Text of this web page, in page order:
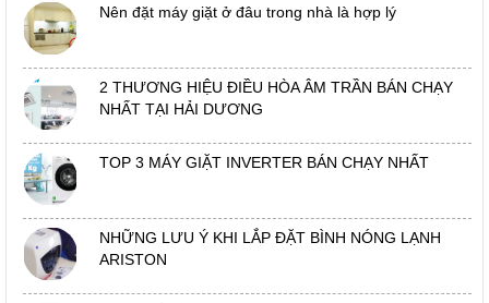
Nên đặt máy giặt ở đâu trong nhà là hợp lý
2 THƯƠNG HIỆU ĐIỀU HÒA ÂM TRẦN BÁN CHẠY
NHẤT TẠI HẢI DƯƠNG
TOP 3 MÁY GIẶT INVERTER BÁN CHẠY NHẤT
NHỮNG LƯU Ý KHI LẮP ĐẶT BÌNH NÓNG LẠNH
ARISTON